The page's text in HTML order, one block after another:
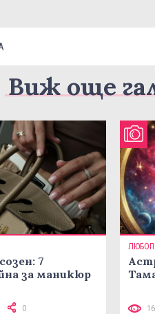
Виж още
7
за маникюр
0